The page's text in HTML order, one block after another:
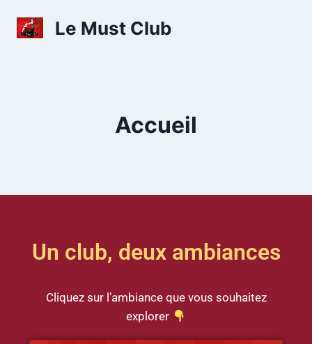
Le Must Club
Accueil
Un club, deux ambiances
Cliquez sur l’ambiance que vous souhaitez
explorer